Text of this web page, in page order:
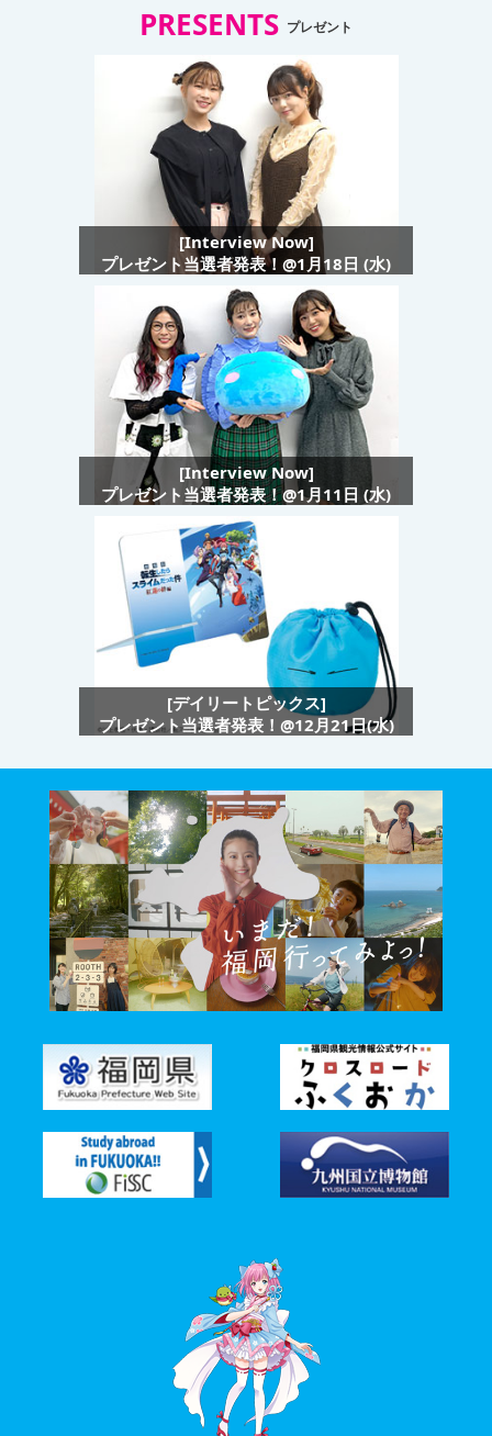
PRESENTS プレゼント
[Interview Now]
プレゼント当選者発表！@1月18日 (水)
[Interview Now]
プレゼント当選者発表！@1月11日 (水)
[デイリートピックス]
プレゼント当選者発表！@12月21日(水)